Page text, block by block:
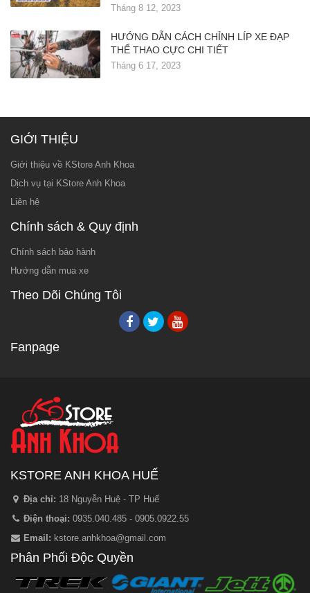
Tháng 8 12, 2023
HƯỚNG DẪN CÁCH CHỈNH LÍP XE ĐẠP
THỂ THAO CỰC CHI TIẾT
Tháng 6 17, 2023
GIỚI THIỆU
Giới thiệu về KStore Anh Khoa
Dịch vụ tại KStore Anh Khoa
Liên hệ
Chính sách & Quy định
Chính sách bảo hành
Hướng dẫn mua xe
Theo Dõi Chúng Tôi
Fanpage
KSTORE ANH KHOA HUẾ
Địa chỉ: 18 Nguyễn Huệ - TP Huế
Điện thoại: 0935.040.485 - 0905.0922.55
Email: kstore.anhkhoa@gmail.com
Phân Phối Độc Quyền